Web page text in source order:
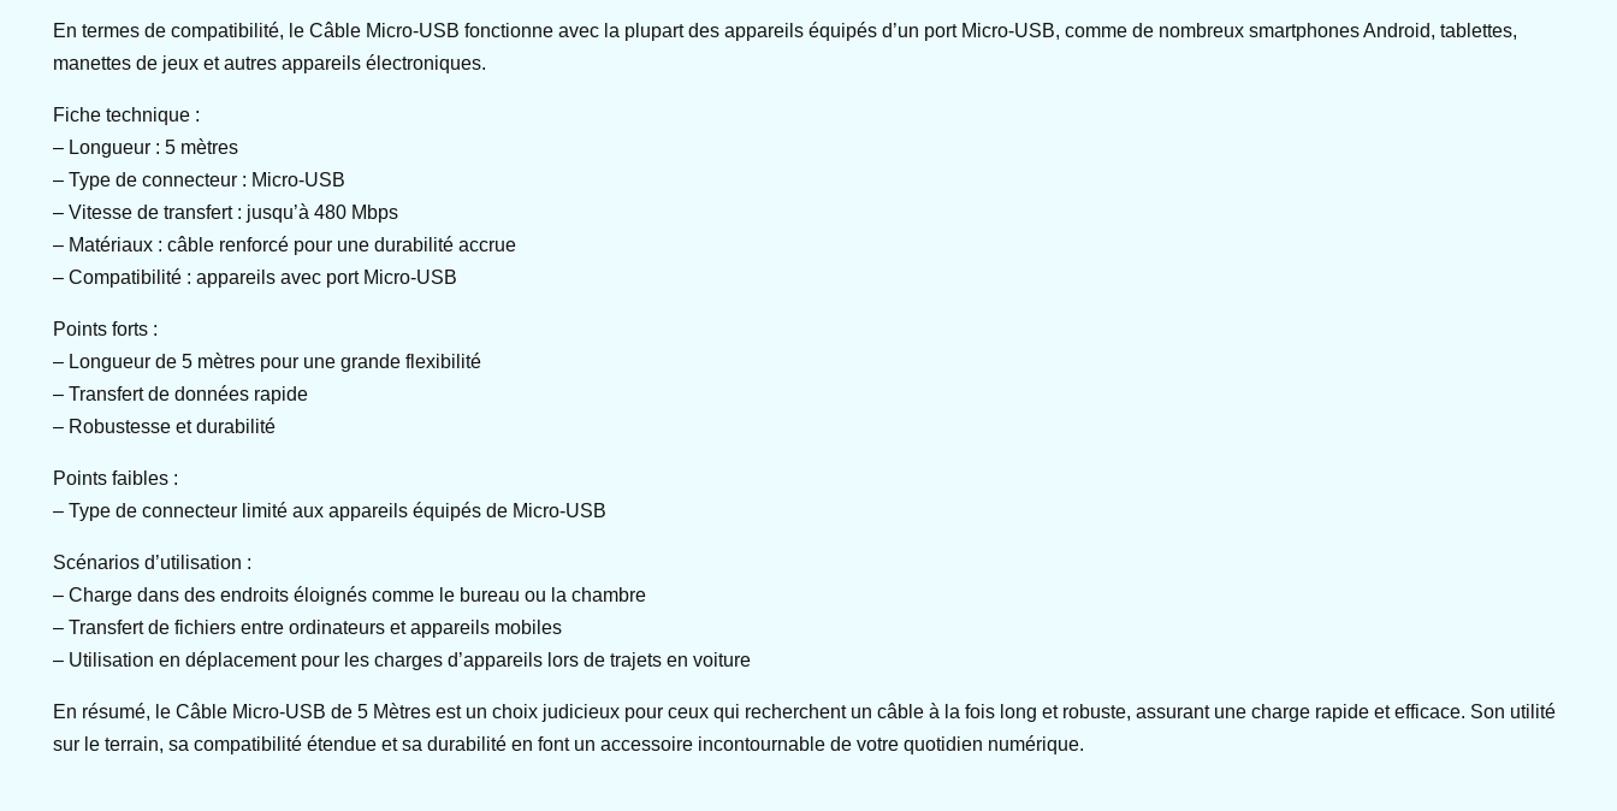
En termes de compatibilité, le Câble Micro-USB fonctionne avec la plupart des appareils équipés d’un port Micro-USB, comme de nombreux smartphones Android, tablettes,
manettes de jeux et autres appareils électroniques.
Fiche technique :
– Longueur : 5 mètres
– Type de connecteur : Micro-USB
– Vitesse de transfert : jusqu’à 480 Mbps
– Matériaux : câble renforcé pour une durabilité accrue
– Compatibilité : appareils avec port Micro-USB
Points forts :
– Longueur de 5 mètres pour une grande flexibilité
– Transfert de données rapide
– Robustesse et durabilité
Points faibles :
– Type de connecteur limité aux appareils équipés de Micro-USB
Scénarios d’utilisation :
– Charge dans des endroits éloignés comme le bureau ou la chambre
– Transfert de fichiers entre ordinateurs et appareils mobiles
– Utilisation en déplacement pour les charges d’appareils lors de trajets en voiture
En résumé, le Câble Micro-USB de 5 Mètres est un choix judicieux pour ceux qui recherchent un câble à la fois long et robuste, assurant une charge rapide et efficace. Son utilité
sur le terrain, sa compatibilité étendue et sa durabilité en font un accessoire incontournable de votre quotidien numérique.